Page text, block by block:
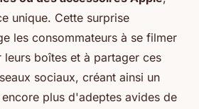
unique. Cette surprise
les consommateurs à se filmer
leurs boîtes et à partager ces
sociaux, créant ainsi un
plus d'adeptes avides de